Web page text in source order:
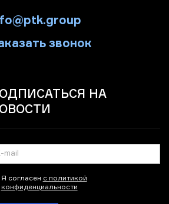
звонок
НА
Я согласен с политикой
конфиденциальности